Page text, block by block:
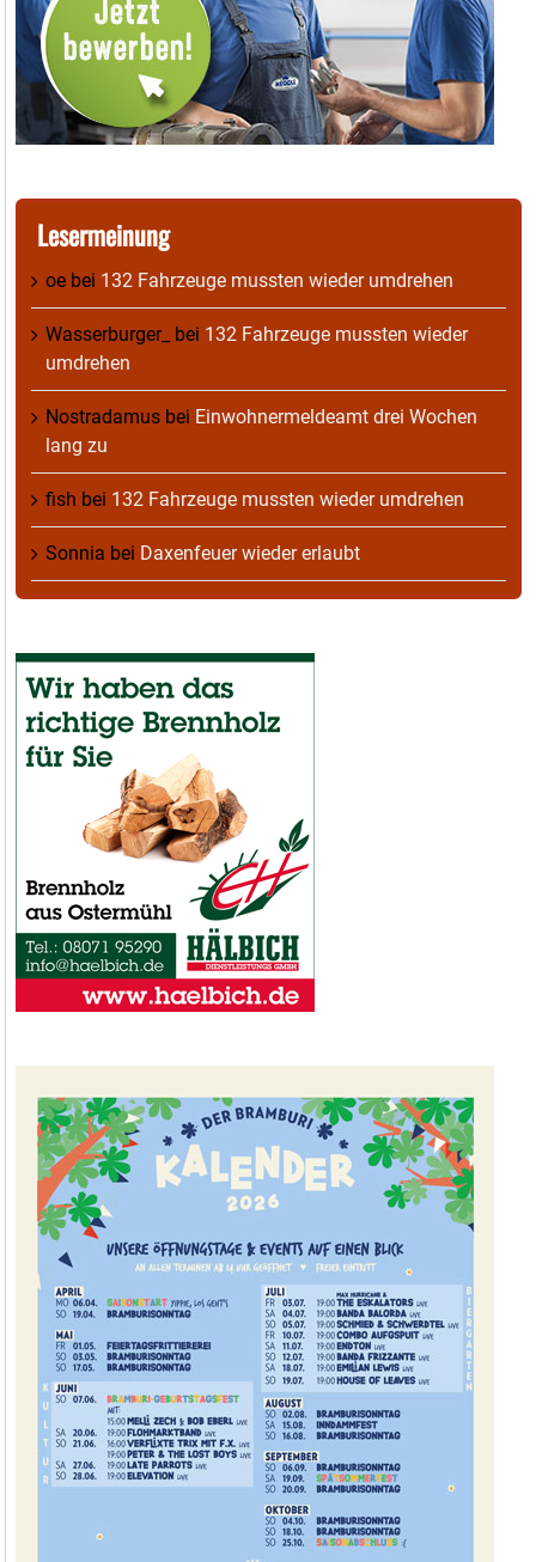
Lesermeinung
oe bei 132 Fahrzeuge mussten wieder umdrehen
Wasserburger_ bei 132 Fahrzeuge mussten wieder
umdrehen
Nostradamus bei Einwohnermeldeamt drei Wochen
lang zu
fish bei 132 Fahrzeuge mussten wieder umdrehen
Sonnia bei Daxenfeuer wieder erlaubt